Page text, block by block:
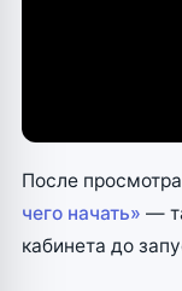
После
чего начать» —
кабинета до